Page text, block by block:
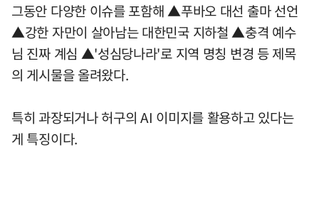
그동안 다양한 이슈를 포함해 ▲푸바오 대선 출마 선언
▲강한 자만이 살아남는 대한민국 지하철 ▲충격 예수
님 진짜 계심 ▲'성심당나라'로 지역 명칭 변경 등 제목
의 게시물을 올려왔다.
특히 과장되거나 허구의 AI 이미지를 활용하고 있다는
게 특징이다.